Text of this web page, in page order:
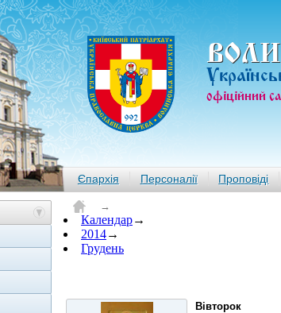
офiцiйний
Єпархія Персоналії Проповіді
→
Календар→
2014→
Грудень
Вівторок